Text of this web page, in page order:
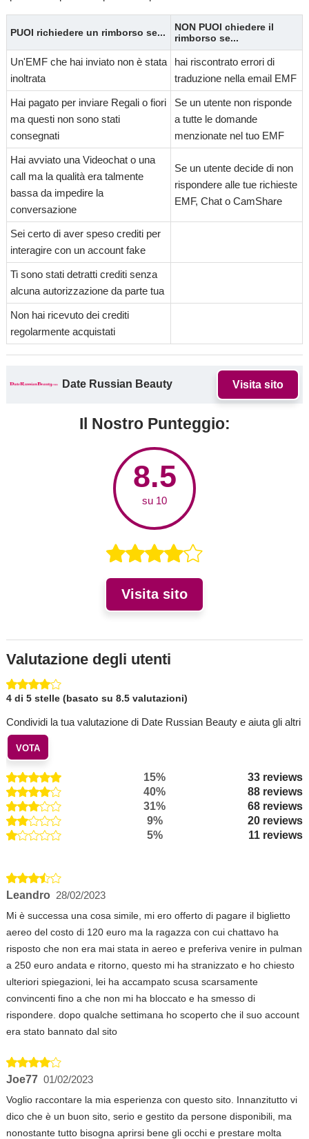
PUOI richiedere un rimborso se...
NON PUOI chiedere il
rimborso se...
Un'EMF che hai inviato non è stata
inoltrata
hai riscontrato errori di
traduzione nella email EMF
Hai pagato per inviare Regali o fiori
ma questi non sono stati
consegnati
Se un utente non risponde
a tutte le domande
menzionate nel tuo EMF
Hai avviato una Videochat o una
call ma la qualità era talmente
bassa da impedire la
conversazione
Se un utente decide di non
rispondere alle tue richieste
EMF, Chat o CamShare
Sei certo di aver speso crediti per
interagire con un account fake
Ti sono stati detratti crediti senza
alcuna autorizzazione da parte tua
Non hai ricevuto dei crediti
regolarmente acquistati
Date Russian Beauty Visita sito
Il Nostro Punteggio:
8.5
su 10
Visita sito
Valutazione degli utenti
4 di 5 stelle (basato su 8.5 valutazioni)
Condividi la tua valutazione di Date Russian Beauty e aiuta gli altri
VOTA
15%
33 reviews
40%
88 reviews
31%
68 reviews
9%
20 reviews
5%
11 reviews
Leandro 28/02/2023
Mi è successa una cosa simile, mi ero offerto di pagare il biglietto
aereo del costo di 120 euro ma la ragazza con cui chattavo ha
risposto che non era mai stata in aereo e preferiva venire in pulman
a 250 euro andata e ritorno, questo mi ha stranizzato e ho chiesto
ulteriori spiegazioni, lei ha accampato scusa scarsamente
convincenti fino a che non mi ha bloccato e ha smesso di
rispondere. dopo qualche settimana ho scoperto che il suo account
era stato bannato dal sito
Joe77 01/02/2023
Voglio raccontare la mia esperienza con questo sito. Innanzitutto vi
dico che è un buon sito, serio e gestito da persone disponibili, ma
nonostante tutto bisogna aprirsi bene gli occhi e prestare molta